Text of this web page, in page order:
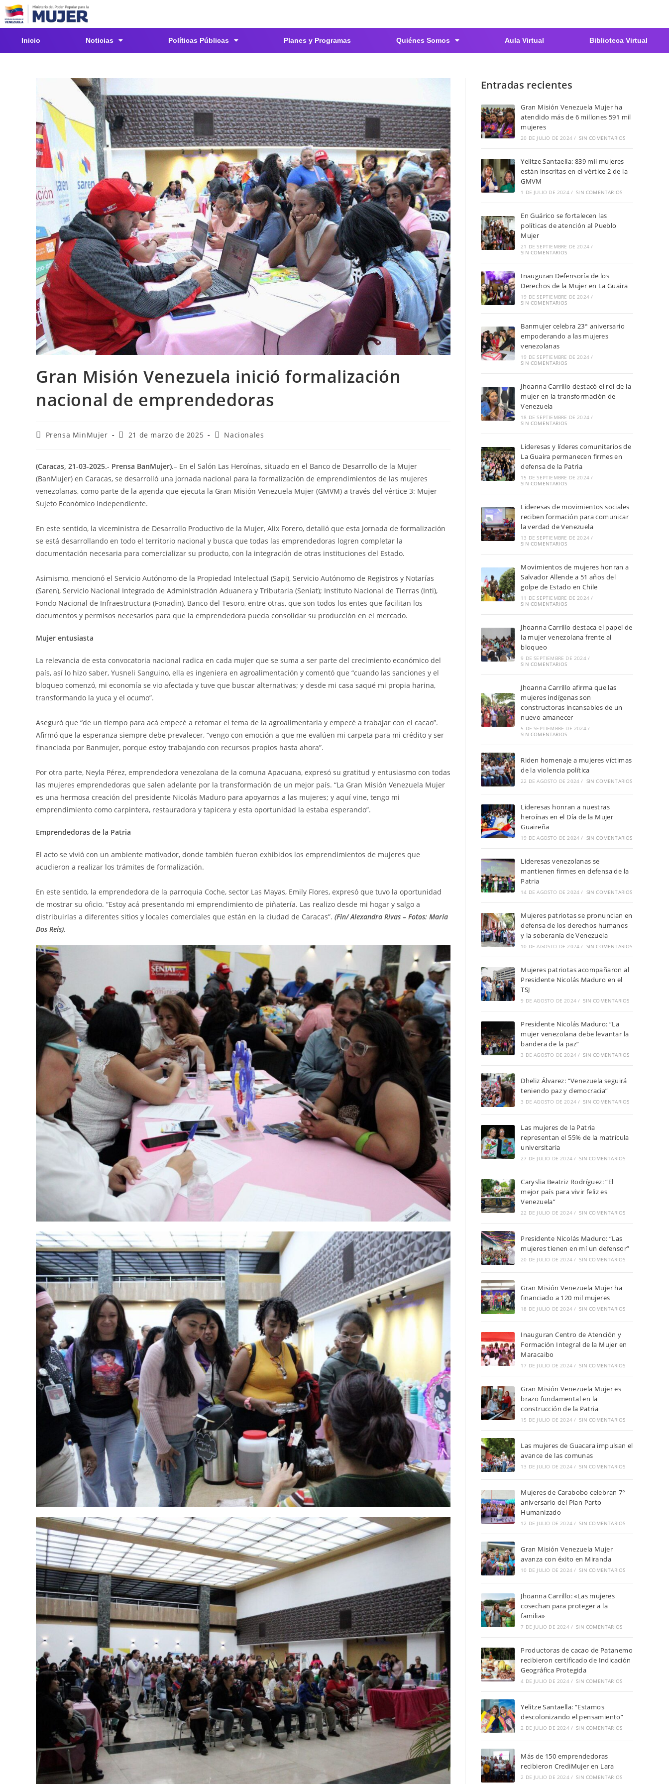
Inicio Noticias Políticas Públicas Planes y Programas Quiénes Somos Aula Virtual Biblioteca Virtual
Gran Misión Venezuela inició formalización
nacional de emprendedoras
Prensa MinMujer 21 de marzo de 2025 Nacionales
(Caracas, 21-03-2025.- Prensa BanMujer).– En el Salón Las Heroínas, situado en el Banco de Desarrollo de la Mujer
(BanMujer) en Caracas, se desarrolló una jornada nacional para la formalización de emprendimientos de las mujeres
venezolanas, como parte de la agenda que ejecuta la Gran Misión Venezuela Mujer (GMVM) a través del vértice 3: Mujer
Sujeto Económico Independiente.
En este sentido, la viceministra de Desarrollo Productivo de la Mujer, Alix Forero, detalló que esta jornada de formalización
se está desarrollando en todo el territorio nacional y busca que todas las emprendedoras logren completar la
documentación necesaria para comercializar su producto, con la integración de otras instituciones del Estado.
Asimismo, mencionó el Servicio Autónomo de la Propiedad Intelectual (Sapi), Servicio Autónomo de Registros y Notarías
(Saren), Servicio Nacional Integrado de Administración Aduanera y Tributaria (Seniat); Instituto Nacional de Tierras (Inti),
Fondo Nacional de Infraestructura (Fonadin), Banco del Tesoro, entre otras, que son todos los entes que facilitan los
documentos y permisos necesarios para que la emprendedora pueda consolidar su producción en el mercado.
Mujer entusiasta
La relevancia de esta convocatoria nacional radica en cada mujer que se suma a ser parte del crecimiento económico del
país, así lo hizo saber, Yusneli Sanguino, ella es ingeniera en agroalimentación y comentó que “cuando las sanciones y el
bloqueo comenzó, mi economía se vio afectada y tuve que buscar alternativas; y desde mi casa saqué mi propia harina,
transformando la yuca y el ocumo”.
Aseguró que “de un tiempo para acá empecé a retomar el tema de la agroalimentaria y empecé a trabajar con el cacao”.
Afirmó que la esperanza siempre debe prevalecer, “vengo con emoción a que me evalúen mi carpeta para mi crédito y ser
financiada por Banmujer, porque estoy trabajando con recursos propios hasta ahora”.
Por otra parte, Neyla Pérez, emprendedora venezolana de la comuna Apacuana, expresó su gratitud y entusiasmo con todas
las mujeres emprendedoras que salen adelante por la transformación de un mejor país. “La Gran Misión Venezuela Mujer
es una hermosa creación del presidente Nicolás Maduro para apoyarnos a las mujeres; y aquí vine, tengo mi
emprendimiento como carpintera, restauradora y tapicera y esta oportunidad la estaba esperando”.
Emprendedoras de la Patria
El acto se vivió con un ambiente motivador, donde también fueron exhibidos los emprendimientos de mujeres que
acudieron a realizar los trámites de formalización.
En este sentido, la emprendedora de la parroquia Coche, sector Las Mayas, Emily Flores, expresó que tuvo la oportunidad
de mostrar su oficio. “Estoy acá presentando mi emprendimiento de piñatería. Las realizo desde mi hogar y salgo a
distribuirlas a diferentes sitios y locales comerciales que están en la ciudad de Caracas”. (Fin/ Alexandra Rivas – Fotos: María
Dos Reis).
Entradas recientes
Gran Misión Venezuela Mujer ha
atendido más de 6 millones 591 mil
mujeres
20 DE JULIO DE 2024 / SIN COMENTARIOS
Yelitze Santaella: 839 mil mujeres
están inscritas en el vértice 2 de la
GMVM
1 DE JULIO DE 2024 / SIN COMENTARIOS
En Guárico se fortalecen las
políticas de atención al Pueblo
Mujer
21 DE SEPTIEMBRE DE 2024 /
SIN COMENTARIOS
Inauguran Defensoría de los
Derechos de la Mujer en La Guaira
19 DE SEPTIEMBRE DE 2024 /
SIN COMENTARIOS
Banmujer celebra 23° aniversario
empoderando a las mujeres
venezolanas
19 DE SEPTIEMBRE DE 2024 /
SIN COMENTARIOS
Jhoanna Carrillo destacó el rol de la
mujer en la transformación de
Venezuela
18 DE SEPTIEMBRE DE 2024 /
SIN COMENTARIOS
Lideresas y líderes comunitarios de
La Guaira permanecen firmes en
defensa de la Patria
15 DE SEPTIEMBRE DE 2024 /
SIN COMENTARIOS
Lideresas de movimientos sociales
reciben formación para comunicar
la verdad de Venezuela
13 DE SEPTIEMBRE DE 2024 /
SIN COMENTARIOS
Movimientos de mujeres honran a
Salvador Allende a 51 años del
golpe de Estado en Chile
11 DE SEPTIEMBRE DE 2024 /
SIN COMENTARIOS
Jhoanna Carrillo destaca el papel de
la mujer venezolana frente al
bloqueo
9 DE SEPTIEMBRE DE 2024 /
SIN COMENTARIOS
Jhoanna Carrillo afirma que las
mujeres indígenas son
constructoras incansables de un
nuevo amanecer
5 DE SEPTIEMBRE DE 2024 /
SIN COMENTARIOS
Riden homenaje a mujeres víctimas
de la violencia política
22 DE AGOSTO DE 2024 / SIN COMENTARIOS
Lideresas honran a nuestras
heroínas en el Día de la Mujer
Guaireña
19 DE AGOSTO DE 2024 / SIN COMENTARIOS
Lideresas venezolanas se
mantienen firmes en defensa de la
Patria
14 DE AGOSTO DE 2024 / SIN COMENTARIOS
Mujeres patriotas se pronuncian en
defensa de los derechos humanos
y la soberanía de Venezuela
10 DE AGOSTO DE 2024 / SIN COMENTARIOS
Mujeres patriotas acompañaron al
Presidente Nicolás Maduro en el
TSJ
9 DE AGOSTO DE 2024 / SIN COMENTARIOS
Presidente Nicolás Maduro: “La
mujer venezolana debe levantar la
bandera de la paz”
3 DE AGOSTO DE 2024 / SIN COMENTARIOS
Dheliz Álvarez: “Venezuela seguirá
teniendo paz y democracia”
3 DE AGOSTO DE 2024 / SIN COMENTARIOS
Las mujeres de la Patria
representan el 55% de la matrícula
universitaria
27 DE JULIO DE 2024 / SIN COMENTARIOS
Caryslia Beatriz Rodríguez: “El
mejor país para vivir feliz es
Venezuela”
22 DE JULIO DE 2024 / SIN COMENTARIOS
Presidente Nicolás Maduro: “Las
mujeres tienen en mí un defensor”
20 DE JULIO DE 2024 / SIN COMENTARIOS
Gran Misión Venezuela Mujer ha
financiado a 120 mil mujeres
18 DE JULIO DE 2024 / SIN COMENTARIOS
Inauguran Centro de Atención y
Formación Integral de la Mujer en
Maracaibo
17 DE JULIO DE 2024 / SIN COMENTARIOS
Gran Misión Venezuela Mujer es
brazo fundamental en la
construcción de la Patria
15 DE JULIO DE 2024 / SIN COMENTARIOS
Las mujeres de Guacara impulsan el
avance de las comunas
13 DE JULIO DE 2024 / SIN COMENTARIOS
Mujeres de Carabobo celebran 7°
aniversario del Plan Parto
Humanizado
12 DE JULIO DE 2024 / SIN COMENTARIOS
Gran Misión Venezuela Mujer
avanza con éxito en Miranda
10 DE JULIO DE 2024 / SIN COMENTARIOS
Jhoanna Carrillo: «Las mujeres
cosechan para proteger a la
familia»
7 DE JULIO DE 2024 / SIN COMENTARIOS
Productoras de cacao de Patanemo
recibieron certificado de Indicación
Geográfica Protegida
4 DE JULIO DE 2024 / SIN COMENTARIOS
Yelitze Santaella: “Estamos
descolonizando el pensamiento”
2 DE JULIO DE 2024 / SIN COMENTARIOS
Más de 150 emprendedoras
recibieron CrediMujer en Lara
2 DE JULIO DE 2024 / SIN COMENTARIOS